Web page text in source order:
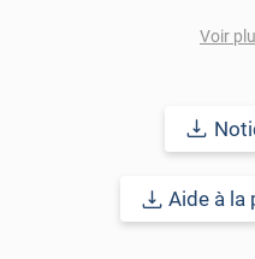
: Avant
vitrage, la surface à coller
et risques de décollement.
Voir
Aide à la